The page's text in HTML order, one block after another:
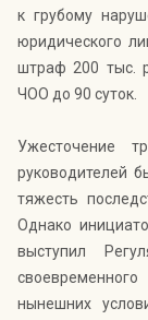
к грубому
юридического
штраф 200 тыс.
ЧОО до 90 суток.
Ужесточение
руководителей
тяжесть
Однако
выступил
нынешних